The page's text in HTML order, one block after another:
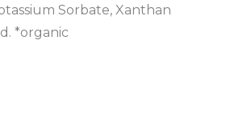
Sorbate, Xanthan
*organic